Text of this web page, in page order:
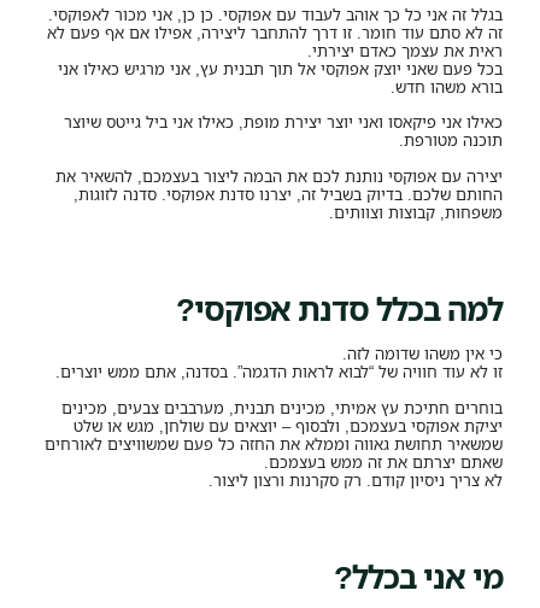
בגלל זה אני כל כך אוהב לעבוד עם אפוקסי. כן כן, אני מכור לאפוקסי.
זה לא סתם עוד חומר. זו דרך להתחבר ליצירה, אפילו אם אף פעם לא
ראית את עצמך כאדם יצירתי.
בכל פעם שאני יוצק אפוקסי אל תוך תבנית עץ, אני מרגיש כאילו אני
בורא משהו חדש.
כאילו אני פיקאסו ואני יוצר יצירת מופת, כאילו אני ביל גייטס שיוצר
תוכנה מטורפת.
יצירה עם אפוקסי נותנת לכם את הבמה ליצור בעצמכם, להשאיר את
החותם שלכם. בדיוק בשביל זה, יצרנו סדנת אפוקסי. סדנה לזוגות,
משפחות, קבוצות וצוותים.
למה בכלל סדנת אפוקסי?
כי אין משהו שדומה לזה.
זו לא עוד חוויה של “לבוא לראות הדגמה”. בסדנה, אתם ממש יוצרים.
בוחרים חתיכת עץ אמיתי, מכינים תבנית, מערבבים צבעים, מכינים
יציקת אפוקסי בעצמכם, ולבסוף – יוצאים עם שולחן, מגש או שלט
שמשאיר תחושת גאווה וממלא את החזה כל פעם שמשוויצים לאורחים
שאתם יצרתם את זה ממש בעצמכם.
לא צריך ניסיון קודם. רק סקרנות ורצון ליצור.
מי אני בכלל?